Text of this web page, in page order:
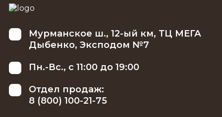
Мурманское ш., 12-ый км, ТЦ МЕГА
Дыбенко, Эксподом №7
Пн.-Вс., с 11:00 до 19:00
Отдел продаж:
8 (800) 100-21-75